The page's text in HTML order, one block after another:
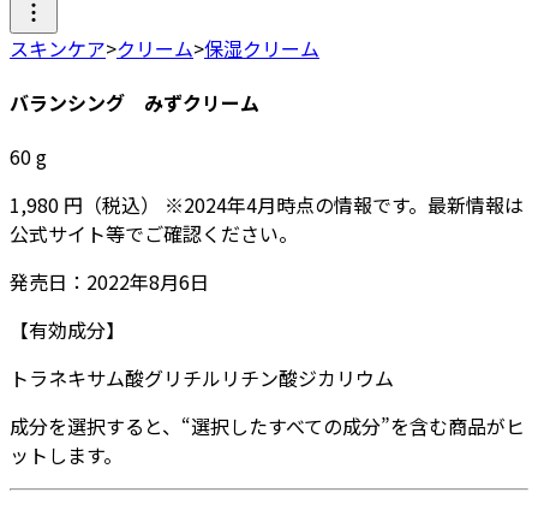
スキンケア>クリーム>保湿クリーム
バランシング みずクリーム
60g
1,980 円 （税込） ※2024年4月時点の情報です。最新情報は
公式サイト等でご確認ください。
発売日： 2022年8月6日
【有効成分】
トラネキサム酸グリチルリチン酸ジカリウム
成分を選択すると、“選択したすべての成分”を含む商品がヒ
ットします。